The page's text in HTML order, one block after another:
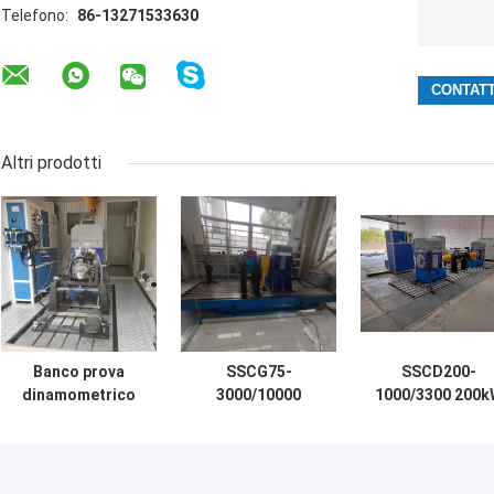
Telefono:
86-13271533630
Altri prodotti
Banco prova
dinamometrico
SSCG75-
3000/10000
SSCD200-
1000/3300